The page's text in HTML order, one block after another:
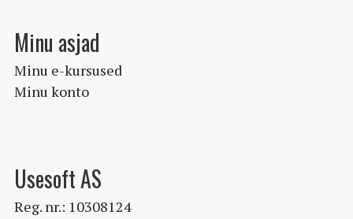
Minu asjad
Minu e-kursused
Minu konto
Usesoft AS
Reg. nr.: 10308124